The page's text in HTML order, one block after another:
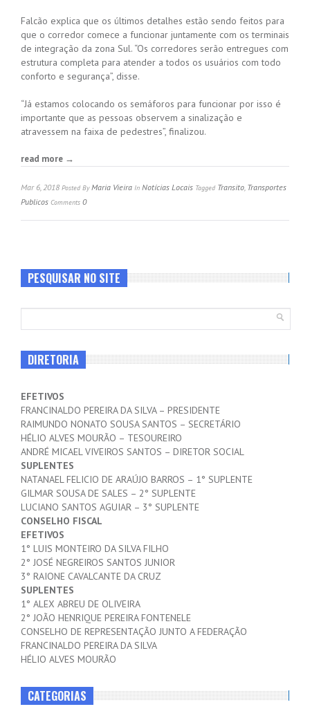
Falcão explica que os últimos detalhes estão sendo feitos para
que o corredor comece a funcionar juntamente com os terminais
de integração da zona Sul. “Os corredores serão entregues com
estrutura completa para atender a todos os usuários com todo
conforto e segurança”, disse.
“Já estamos colocando os semáforos para funcionar por isso é
importante que as pessoas observem a sinalização e
atravessem na faixa de pedestres”, finalizou.
read more →
Mar 6, 2018 Posted ByMaria Vieira In Notícias Locais Tagged Transito Transportes
Publicos Comments 0
PESQUISAR NO SITE
DIRETORIA
EFETIVOS
FRANCINALDO PEREIRA DA SILVA – PRESIDENTE
RAIMUNDO NONATO SOUSA SANTOS – SECRETÁRIO
HÉLIO ALVES MOURÃO – TESOUREIRO
ANDRÉ MICAEL VIVEIROS SANTOS – DIRETOR SOCIAL
SUPLENTES
NATANAEL FELICIO DE ARAÚJO BARROS – 1° SUPLENTE
GILMAR SOUSA DE SALES – 2° SUPLENTE
LUCIANO SANTOS AGUIAR – 3° SUPLENTE
CONSELHO FISCAL
EFETIVOS
1° LUIS MONTEIRO DA SILVA FILHO
2° JOSÉ NEGREIROS SANTOS JUNIOR
3° RAIONE CAVALCANTE DA CRUZ
SUPLENTES
1° ALEX ABREU DE OLIVEIRA
2° JOÃO HENRIQUE PEREIRA FONTENELE
CONSELHO DE REPRESENTAÇÃO JUNTO A FEDERAÇÃO
FRANCINALDO PEREIRA DA SILVA
HÉLIO ALVES MOURÃO
CATEGORIAS